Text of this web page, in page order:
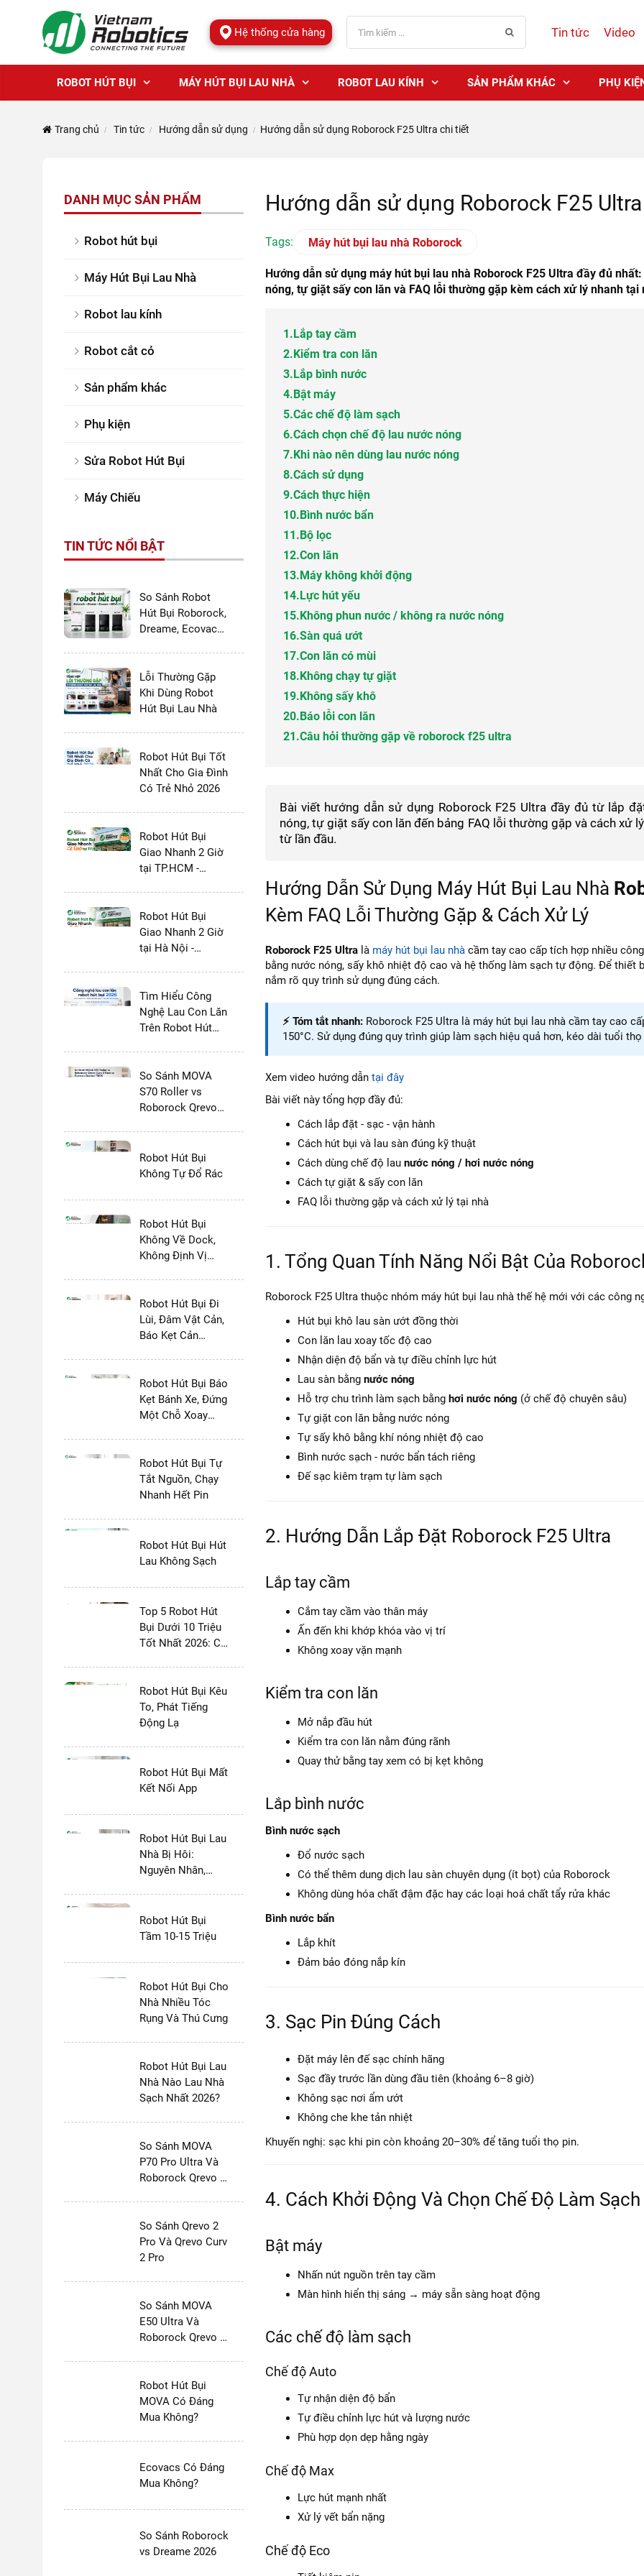
Hệ thống cửa hàng Tin tức Video
ROBOT HÚT BỤI MÁY HÚT BỤI LAU NHÀ ROBOT LAU KÍNH SẢN PHẨM KHÁC PHỤ
Trang chủ Tin tức Hướng dẫn sử dụng Hướng dẫn sử dụng Roborock F25 Ultra chi tiết
DANH MỤC SẢN PHẨM
Robot hút bụi
Máy Hút Bụi Lau Nhà
Robot lau kính
Robot cắt cỏ
Sản phẩm khác
Phụ kiện
Sửa Robot Hút Bụi
Máy Chiếu
TIN TỨC NỔI BẬT
So Sánh Robot
Hút Bụi Roborock,
Dreame, Ecovacs
Hiệu Nào?
Lỗi Thường Gặp
Khi Dùng Robot
Hút Bụi Lau Nhà
Robot Hút Bụi Tốt
Nhất Cho Gia Đình
Có Trẻ Nhỏ 2026
Robot Hút Bụi
Giao Nhanh 2 Giờ
tại TP.HCM -
Robot Hút Bụi
Giao Nhanh 2 Giờ
tại Hà Nội -
Tìm Hiểu Công
Nghệ Lau Con Lăn
Trên Robot Hút
Hơn Giẻ Xoay
Không?
So Sánh MOVA
S70 Roller vs
Roborock Qrevo
T80S - 2026
Robot Hút Bụi
Không Tự Đổ Rác
Robot Hút Bụi
Không Về Dock,
Không Định Vị
Robot Hút Bụi Đi
Lùi, Đâm Vật Cản,
Báo Kẹt Cản
Robot Hút Bụi Báo
Kẹt Bánh Xe, Đứng
Một Chỗ Xoay
Robot Hút Bụi Tự
Tắt Nguồn, Chạy
Nhanh Hết Pin
Robot Hút Bụi Hút
Lau Không Sạch
Top 5 Robot Hút
Bụi Dưới 10 Triệu
Tốt Nhất 2026: Có
Robot Hút Bụi Kêu
To, Phát Tiếng
Động Lạ
Robot Hút Bụi Mất
Kết Nối App
Robot Hút Bụi Lau
Nhà Bị Hôi:
Nguyên Nhân,
Robot Hút Bụi
Tầm 10-15 Triệu
Robot Hút Bụi Cho
Nhà Nhiều Tóc
Rụng Và Thú Cưng
Robot Hút Bụi Lau
Nhà Nào Lau Nhà
Sạch Nhất 2026?
So Sánh MOVA
P70 Pro Ultra Và
Roborock Qrevo 2
So Sánh Qrevo 2
Pro Và Qrevo Curv
2 Pro
So Sánh MOVA
E50 Ultra Và
Roborock Qrevo S
Robot Hút Bụi
MOVA Có Đáng
Mua Không?
Ecovacs Có Đáng
Mua Không?
So Sánh Roborock
vs Dreame 2026
Hướng dẫn sử dụng Roborock F25
Tags: Máy hút bụi lau nhà Roborock
Hướng dẫn sử dụng máy hút bụi lau nhà Roborock F25 Ultra đầy đủ
nóng, tự giặt sấy con lăn và FAQ lỗi thường gặp kèm cách xử lý nhanh tại
1.Lắp tay cầm
2.Kiểm tra con lăn
3.Lắp bình nước
4.Bật máy
5.Các chế độ làm sạch
6.Cách chọn chế độ lau nước nóng
7.Khi nào nên dùng lau nước nóng
8.Cách sử dụng
9.Cách thực hiện
10.Bình nước bẩn
11.Bộ lọc
12.Con lăn
13.Máy không khởi động
14.Lực hút yếu
15.Không phun nước / không ra nước nóng
16.Sàn quá ướt
17.Con lăn có mùi
18.Không chạy tự giặt
19.Không sấy khô
20.Báo lỗi con lăn
21.Câu hỏi thường gặp về roborock f25 ultra
Bài viết hướng dẫn sử dụng Roborock F25 Ultra đầy đủ từ lắp
nóng, tự giặt sấy con lăn đến bảng FAQ lỗi thường gặp và cách xử
từ lần đầu.
Hướng Dẫn Sử Dụng Máy Hút Bụi Lau Nhà
Kèm FAQ Lỗi Thường Gặp & Cách Xử Lý
Roborock F25 Ultralà máy hút bụi lau nhàcầm tay cao cấp tích hợp nhiều
bằng nước nóng, sấy khô nhiệt độ cao và hệ thống làm sạch tự động. Để thiết
nắm rõ quy trình sử dụng đúng cách.
⚡ Tóm tắt nhanh:Roborock F25 Ultra là máy hút bụi lau nhà cầm tay cao
150°C. Sử dụng đúng quy trình giúp làm sạch hiệu quả hơn, kéo dài tuổi
Xem video hướng dẫn tại đây
Bài viết này tổng hợp đầy đủ:
Cách lắp đặt - sạc - vận hành
Cách hút bụi và lau sàn đúng kỹ thuật
Cách dùng chế độ lau nước nóng / hơi nước nóng
Cách tự giặt & sấy con lăn
FAQ lỗi thường gặp và cách xử lý tại nhà
1. Tổng Quan Tính Năng Nổi Bật Của
Roborock F25 Ultra thuộc nhóm máy hút bụi lau nhà thế hệ mới với các công
Hút bụi khô lau sàn ướt đồng thời
Con lăn lau xoay tốc độ cao
Nhận diện độ bẩn và tự điều chỉnh lực hút
Lau sàn bằng nước nóng
Hỗ trợ chu trình làm sạch bằng hơi nước nóng (ở chế độ chuyên sâu)
Tự giặt con lăn bằng nước nóng
Tự sấy khô bằng khí nóng nhiệt độ cao
Bình nước sạch - nước bẩn tách riêng
Đế sạc kiêm trạm tự làm sạch
2. Hướng Dẫn Lắp Đặt Roborock F25 Ultra
Lắp tay cầm
Cắm tay cầm vào thân máy
Ấn đến khi khớp khóa vào vị trí
Không xoay vặn mạnh
Kiểm tra con lăn
Mở nắp đầu hút
Kiểm tra con lăn nằm đúng rãnh
Quay thử bằng tay xem có bị kẹt không
Lắp bình nước
Bình nước sạch
Đổ nước sạch
Có thể thêm dung dịch lau sàn chuyên dụng (ít bọt) của Roborock
Không dùng hóa chất đậm đặc hay các loại hoá chất tẩy rửa khác
Bình nước bẩn
Lắp khít
Đảm bảo đóng nắp kín
3. Sạc Pin Đúng Cách
Đặt máy lên đế sạc chính hãng
Sạc đầy trước lần dùng đầu tiên (khoảng 6–8 giờ)
Không sạc nơi ẩm ướt
Không che khe tản nhiệt
Khuyến nghị: sạc khi pin còn khoảng 20–30% để tăng tuổi thọ pin.
4. Cách Khởi Động Và Chọn Chế Độ Làm Sạch
Bật máy
Nhấn nút nguồn trên tay cầm
Màn hình hiển thị sáng → máy sẵn sàng hoạt động
Các chế độ làm sạch
Chế độ Auto
Tự nhận diện độ bẩn
Tự điều chỉnh lực hút và lượng nước
Phù hợp dọn dẹp hằng ngày
Chế độ Max
Lực hút mạnh nhất
Xử lý vết bẩn nặng
Chế độ Eco